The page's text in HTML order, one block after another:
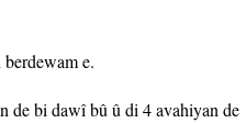
e.
de bi dawî bû û di 4 avahiyan de